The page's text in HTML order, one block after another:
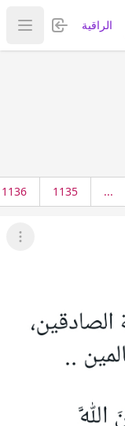
الراقية تسجيل
عرض
...
1135
1136
عرض